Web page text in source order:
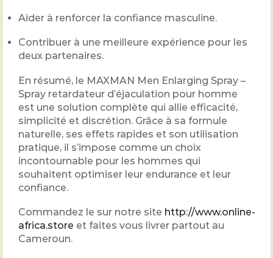
Aider à renforcer la confiance masculine.
Contribuer à une meilleure expérience pour les
deux partenaires.
En résumé, le MAXMAN Men Enlarging Spray –
Spray retardateur d’éjaculation pour homme
est une solution complète qui allie efficacité,
simplicité et discrétion. Grâce à sa formule
naturelle, ses effets rapides et son utilisation
pratique, il s’impose comme un choix
incontournable pour les hommes qui
souhaitent optimiser leur endurance et leur
confiance.
Commandez le sur notre site http://www.online-
africa.store et faites vous livrer partout au
Cameroun.